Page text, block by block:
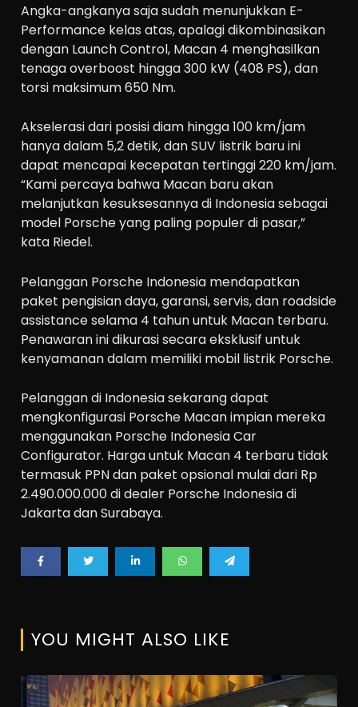
Angka-angkanya saja sudah menunjukkan E-
Performance kelas atas, apalagi dikombinasikan
dengan Launch Control, Macan 4 menghasilkan
tenaga overboost hingga 300 kW (408 PS), dan
torsi maksimum 650 Nm.
Akselerasi dari posisi diam hingga 100 km/jam
hanya dalam 5,2 detik, dan SUV listrik baru ini
dapat mencapai kecepatan tertinggi 220 km/jam.
“Kami percaya bahwa Macan baru akan
melanjutkan kesuksesannya di Indonesia sebagai
model Porsche yang paling populer di pasar,”
kata Riedel.
Pelanggan Porsche Indonesia mendapatkan
paket pengisian daya, garansi, servis, dan roadside
assistance selama 4 tahun untuk Macan terbaru.
Penawaran ini dikurasi secara eksklusif untuk
kenyamanan dalam memiliki mobil listrik Porsche.
Pelanggan di Indonesia sekarang dapat
mengkonfigurasi Porsche Macan impian mereka
menggunakan Porsche Indonesia Car
Configurator. Harga untuk Macan 4 terbaru tidak
termasuk PPN dan paket opsional mulai dari Rp
2.490.000.000 di dealer Porsche Indonesia di
Jakarta dan Surabaya.
YOU MIGHT ALSO LIKE